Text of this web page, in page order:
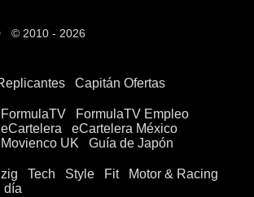
© 2010 - 2026
Capitán Ofertas
FormulaTV
FormulaTV Empleo
eCartelera
eCartelera México
Movienco UK
Guía de Japón
Tech Style Fit
Motor & Racing
día